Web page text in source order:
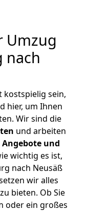
Umzug
nach
sein,
hier, um Ihnen
Wir sind die
und arbeiten
und
wichtig es ist,
nach Neusäß
wir alles
bieten. Ob Sie
oder ein großes